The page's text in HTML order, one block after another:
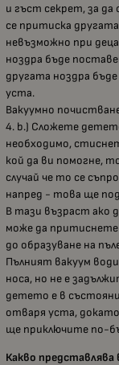
и гъст секрет, за да
се притиска
невъзможно при
ноздра бъде
другата ноздра
уста.
Вакуумно
4. b.) Сложете
необходимо,
кой да ви помогне,
случай че то се
напред - това ще
В тази възраст ако
може да
до образуване на
Пълният вакуум
носа, но не е
детето е в
отваря уста,
ще приключите по-
Какво